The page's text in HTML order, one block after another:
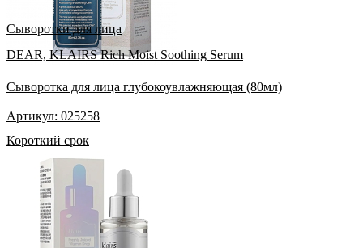
Сыворотки для лица
DEAR, KLAIRS Rich Moist Soothing Serum
Сыворотка для лица глубокоувлажняющая (80мл)
Артикул: 025258
Короткий срок